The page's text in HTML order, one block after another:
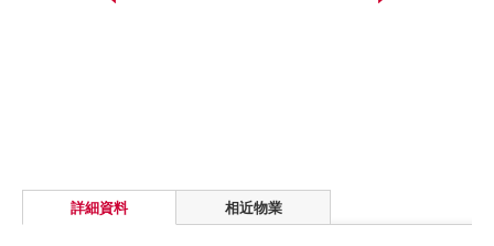
詳細資料 相近物業